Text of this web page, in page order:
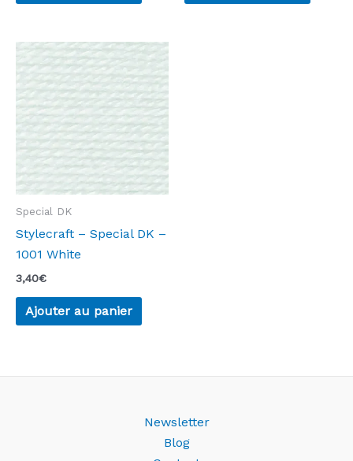
Special DK
Stylecraft – Special DK –
1001 White
3,40€
Ajouter au panier
Newsletter
Blog